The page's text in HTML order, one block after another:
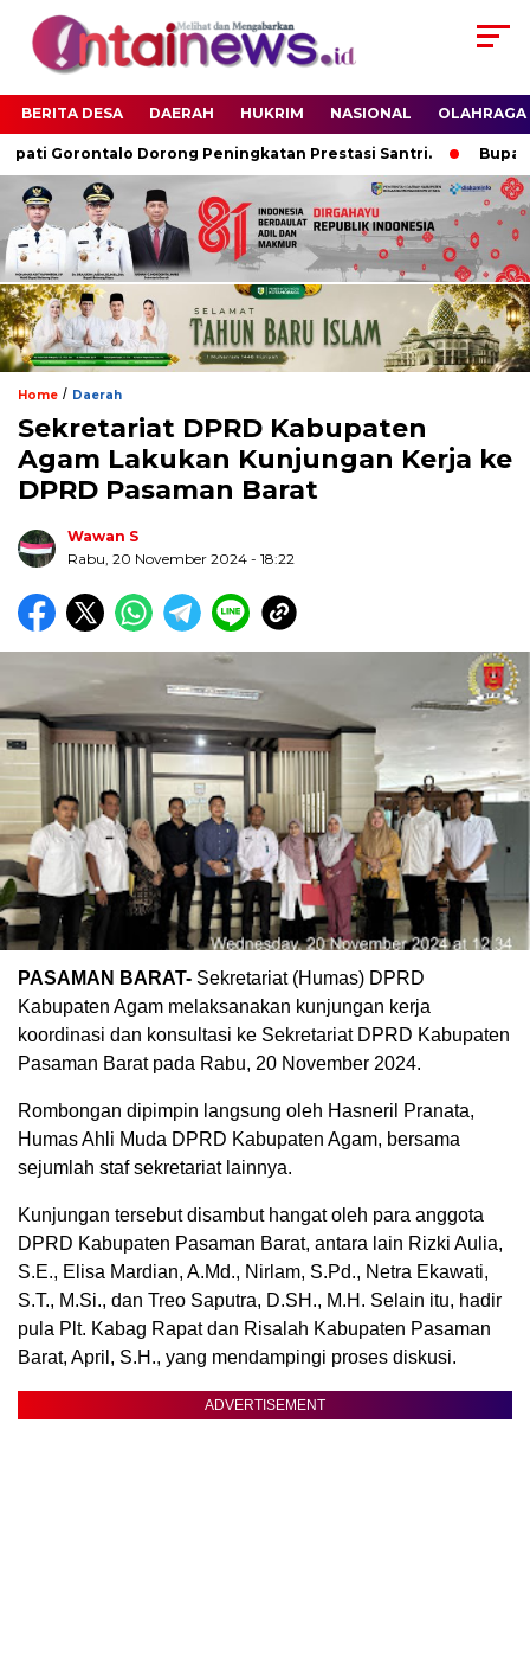
BERITA DESA DAERAH HUKRIM NASIONAL OLAHRAGA
Gorontalo Dorong Peningkatan Prestasi Santri. Bupati
Home / Daerah
Sekretariat DPRD Kabupaten
Agam Lakukan Kunjungan Kerja ke
DPRD Pasaman Barat
Wawan S
Rabu, 20 November 2024 - 18:22
PASAMAN BARAT- Sekretariat (Humas) DPRD
Kabupaten Agam melaksanakan kunjungan kerja
koordinasi dan konsultasi ke Sekretariat DPRD Kabupaten
Pasaman Barat pada Rabu, 20 November 2024.
Rombongan dipimpin langsung oleh Hasneril Pranata,
Humas Ahli Muda DPRD Kabupaten Agam, bersama
sejumlah staf sekretariat lainnya.
Kunjungan tersebut disambut hangat oleh para anggota
DPRD Kabupaten Pasaman Barat, antara lain Rizki Aulia,
S.E., Elisa Mardian, A.Md., Nirlam, S.Pd., Netra Ekawati,
S.T., M.Si., dan Treo Saputra, D.SH., M.H. Selain itu, hadir
pula Plt. Kabag Rapat dan Risalah Kabupaten Pasaman
Barat, April, S.H., yang mendampingi proses diskusi.
ADVERTISEMENT
Biru Kuning Geometris Modern Rekrutmen Staf
Kantor Poster Horizontal